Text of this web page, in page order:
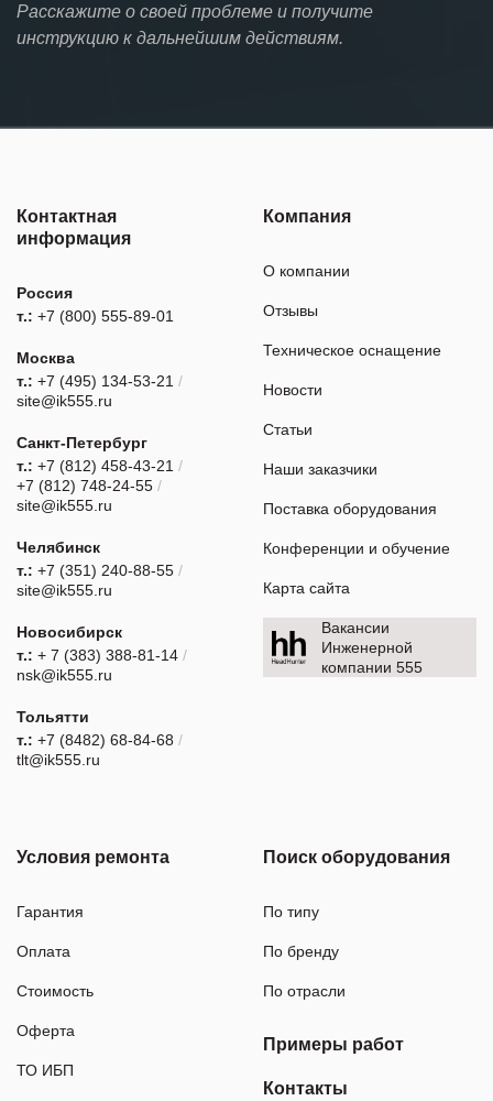
Расскажите о своей проблеме и получите
инструкцию к дальнейшим действиям.
Контактная
информация
Россия
т.: +7 (800) 555-89-01
Москва
т.: +7 (495) 134-53-21 /
site@ik555.ru
Санкт-Петербург
т.: +7 (812) 458-43-21 /
+7 (812) 748-24-55 /
site@ik555.ru
Челябинск
т.: +7 (351) 240-88-55 /
site@ik555.ru
Новосибирск
т.: + 7 (383) 388-81-14 /
nsk@ik555.ru
Тольятти
т.: +7 (8482) 68-84-68 /
tlt@ik555.ru
Компания
О компании
Отзывы
Техническое оснащение
Новости
Статьи
Наши заказчики
Поставка оборудования
Конференции и обучение
Карта сайта
Вакансии
Инженерной
компании 555
Условия ремонта
Гарантия
Оплата
Стоимость
Оферта
ТО ИБП
Поиск оборудования
По типу
По бренду
По отрасли
Примеры работ
Контакты